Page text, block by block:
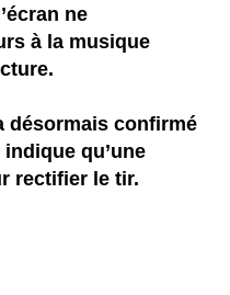
ne
à la musique
désormais confirmé
qu’une
rectifier le tir.